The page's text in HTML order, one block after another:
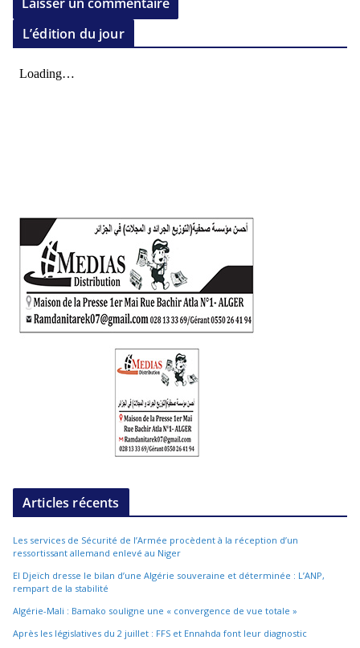
L’édition du jour
Articles récents
Les services de Sécurité de l’Armée procèdent à la réception d’un
ressortissant allemand enlevé au Niger
El Djeïch dresse le bilan d’une Algérie souveraine et déterminée : L’ANP,
rempart de la stabilité
Algérie-Mali : Bamako souligne une « convergence de vue totale »
Après les législatives du 2 juillet : FFS et Ennahda font leur diagnostic